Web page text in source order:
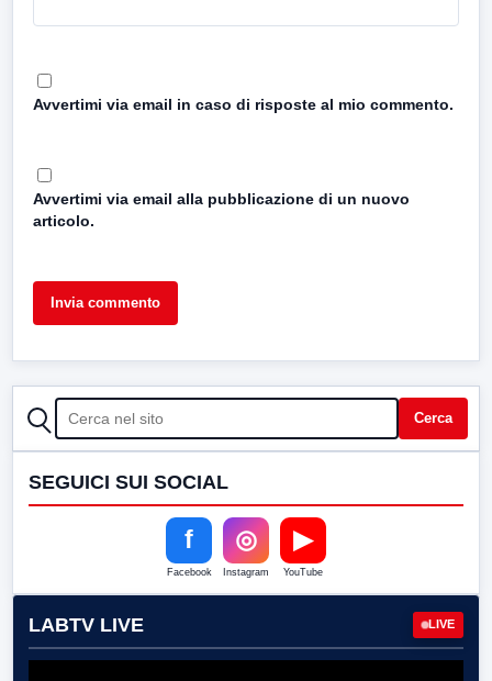
Avvertimi via email in caso di risposte al mio commento.
Avvertimi via email alla pubblicazione di un nuovo
articolo.
CERCA Cerca
SEGUICI SUI SOCIAL
f
Facebook
◎
Instagram
▶
YouTube
LABTV LIVE LIVE